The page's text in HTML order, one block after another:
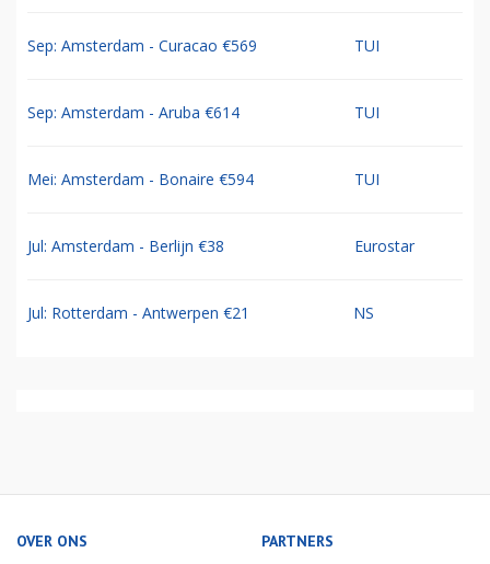
Sep: Amsterdam - Curacao €569 TUI
Sep: Amsterdam - Aruba €614 TUI
Mei: Amsterdam - Bonaire €594 TUI
Jul: Amsterdam - Berlijn €38 Eurostar
Jul: Rotterdam - Antwerpen €21 NS
OVER ONS PARTNERS